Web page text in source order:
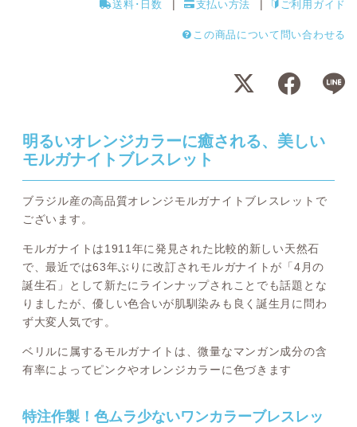
送料･日数 支払い方法 ご利用ガイド
この商品について問い合わせる
明るいオレンジカラーに癒される、美しい
モルガナイトブレスレット
ブラジル産の高品質オレンジモルガナイトブレスレットで
ございます。
モルガナイトは1911年に発見された比較的新しい天然石
で、最近では63年ぶりに改訂されモルガナイトが「4月の
誕生石」として新たにラインナップされことでも話題とな
りましたが、優しい色合いが肌馴染みも良く誕生月に問わ
ず大変人気です。
ベリルに属するモルガナイトは、微量なマンガン成分の含
有率によってピンクやオレンジカラーに色づきます
特注作製！色ムラ少ないワンカラーブレスレッ